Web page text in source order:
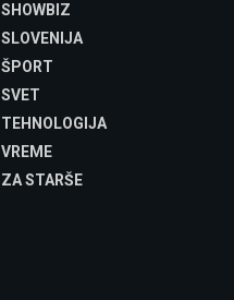
SHOWBIZ
SLOVENIJA
ŠPORT
SVET
TEHNOLOGIJA
VREME
ZA STARŠE